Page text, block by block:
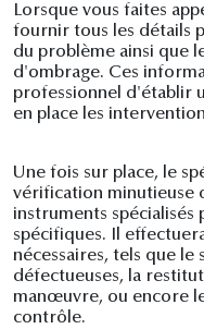
Lorsque vous faites
fournir tous les détails
du problème ainsi que
d'ombrage. Ces
professionnel d'établir
en place les
Une fois sur place, le
vérification minutieuse
instruments
spécifiques. Il
nécessaires, tels que le
défectueuses, la
manœuvre, ou encore
contrôle.